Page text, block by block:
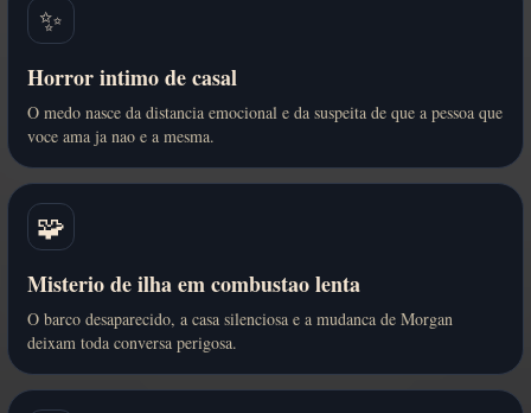
✨
Horror intimo de casal
O medo nasce da distancia emocional e da suspeita de que a pessoa que
voce ama ja nao e a mesma.
🧩
Misterio de ilha em combustao lenta
O barco desaparecido, a casa silenciosa e a mudanca de Morgan
deixam toda conversa perigosa.